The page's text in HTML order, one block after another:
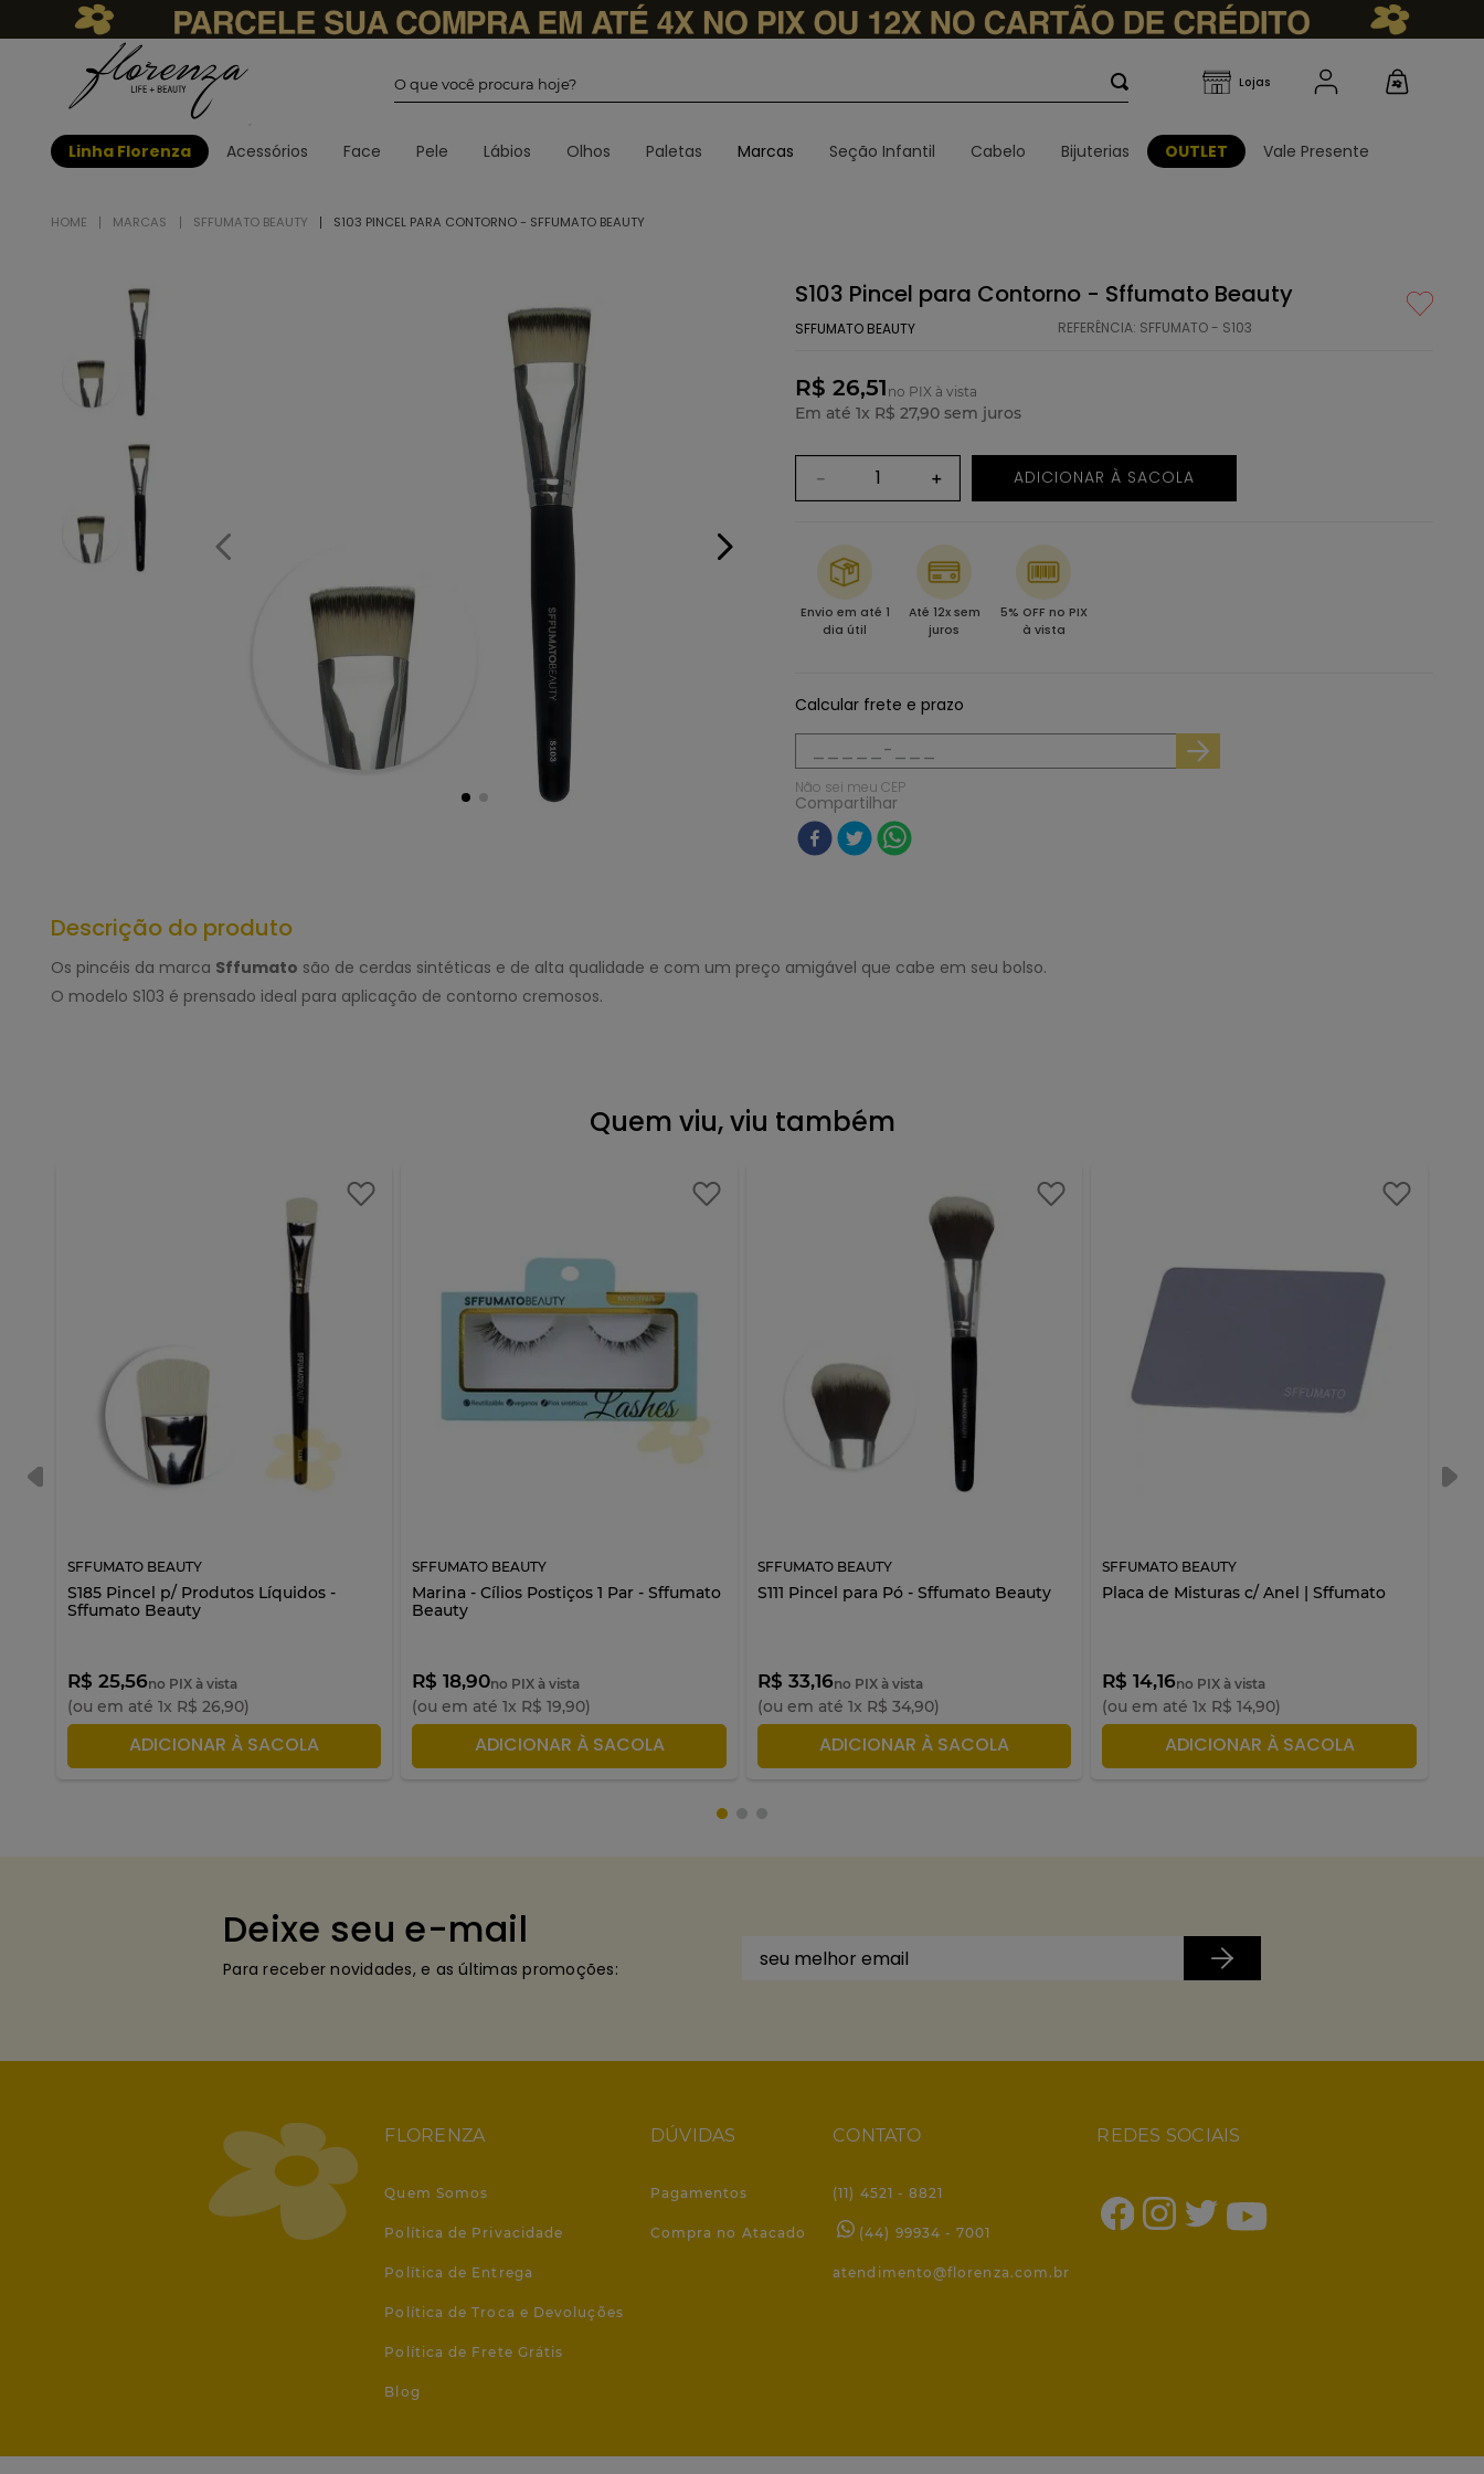
Linha Florenza Acessórios Face Pele Lábios Olhos Paletas Marcas Seção Infantil Cabelo Bijuterias OUTLET Vale Presente
MARCAS SFFUMATO BEAUTY S103 PINCEL PARA CONTORNO - SFFUMATO BEAUTY
S103 Pincel para Contorno - Sffumato Beauty
SFFUMATO BEAUTY REFERÊNCIA: SFFUMATO - S103
R$ 26,51 no PIX à vista
Em até 1x R$ 27,90 sem juros
＋
－ ADICIONAR À SACOLA
Envio em até 1
dia útil
Até 12x sem
juros
5% OFF no PIX
à vista
Calcular frete e prazo
Não sei meu CEP
Compartilhar
Descrição do produto
Os pincéis da marca Sffumato são de cerdas sintéticas e de alta qualidade e com um preço amigável que cabe em seu bolso.
O modelo S103 é prensado ideal para aplicação de contorno cremosos.
Quem viu, viu também
SFFUMATO BEAUTY
S185 Pincel p/ Produtos Líquidos -
Sffumato Beauty
R$ 25,56no PIX à vista
(ou em até 1x R$ 26,90)
ADICIONAR À SACOLA
SFFUMATO BEAUTY
Marina - Cílios Postiços 1 Par - Sffumato
Beauty
R$ 18,90no PIX à vista
(ou em até1x R$ 19,90)
ADICIONAR À SACOLA
SFFUMATO BEAUTY
S111 Pincel para Pó - Sffumato Beauty
R$ 33,16no PIX à vista
(ou em até 1x R$ 34,90)
ADICIONAR À SACOLA
SFFUMATO BEAUTY
Placa de Misturas c/ Anel | Sffumato
R$ 14,16no PIX à vista
(ou em até1x R$ 14,90)
ADICIONAR À SACOLA
Deixe seu e-mail
Para receber novidades, e as últimas promoções:
FLORENZA
Quem Somos
Política de Privacidade
Política de Entrega
Política de Troca e Devoluções
Política de Frete Grátis
Blog
DÚVIDAS
Pagamentos
Compra no Atacado
CONTATO
(11) 4521 - 8821
(44) 99934 - 7001
atendimento@florenza.com.br
REDES SOCIAIS